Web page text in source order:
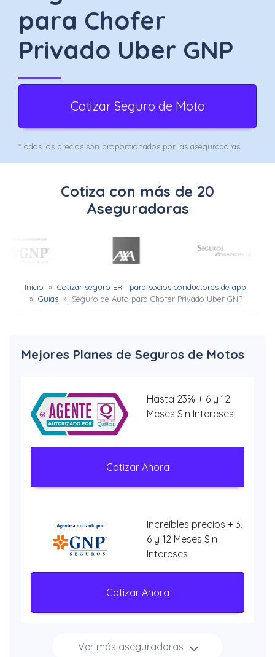
Uber
–
Chofer
App
Seguro
de
Gastos
Mayores
para Chofer
Privado Uber GNP
Cotizar Seguro de Moto
*Todos los precios son proporcionados por las aseguradoras
Cotiza con más de 20
Aseguradoras
Inicio » Cotizar seguro ERT para socios conductores de app
» Guías » Seguro de Auto para Chofer Privado Uber GNP
Mejores Planes de Seguros de Motos
Hasta 23% + 6 y 12
Meses Sin Intereses
Cotizar Ahora
Increíbles precios + 3,
6 y 12 Meses Sin
Intereses
Cotizar Ahora
Increíbles
Ver más aseguradoras